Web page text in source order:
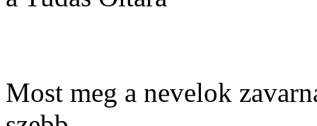
Most meg a nevelok